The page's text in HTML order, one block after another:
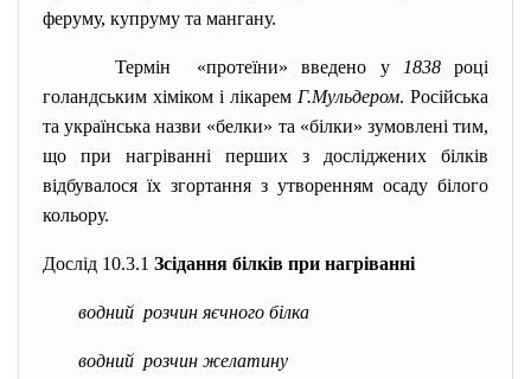
феруму, купруму та мангану.
Термін «протеїни» введено у 1838році
голандським хіміком і лікарем Г.Мульдером. Російська
та українська назви «белки» та «білки» зумовлені тим,
що при нагріванні перших з досліджених білків
відбувалося їх згортання з утворенням осаду білого
кольору.
Дослід 10.3.1 Зсідання білків при нагріванні
водний розчин яєчного білка
водний розчин желатину